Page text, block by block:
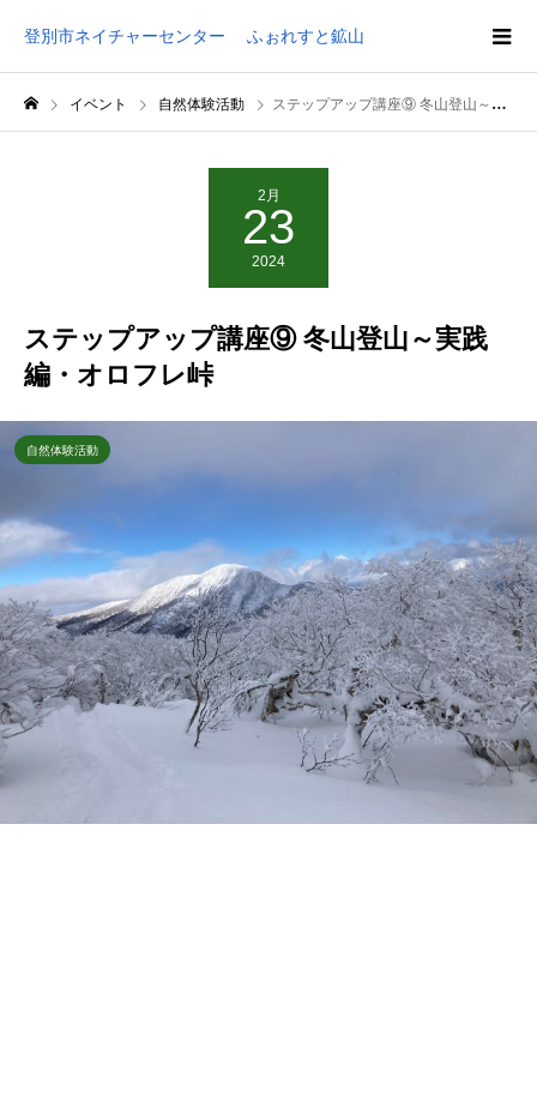
登別市ネイチャーセンター ふぉれすと鉱山
イベント 自然体験活動 ステップアップ講座⑨ 冬山登山～実践編・オロフレ峠
2月
23
2024
ステップアップ講座⑨ 冬山登山～実践
編・オロフレ峠
自然体験活動